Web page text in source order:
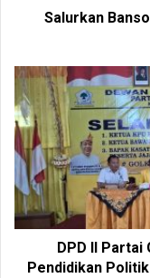
Salurkan
DPD II Partai
Pendidikan